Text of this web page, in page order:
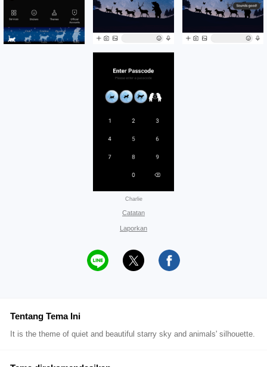
Charlie
Catatan
Laporkan
Tentang Tema Ini
It is the theme of quiet and beautiful starry sky and animals' silhouette.